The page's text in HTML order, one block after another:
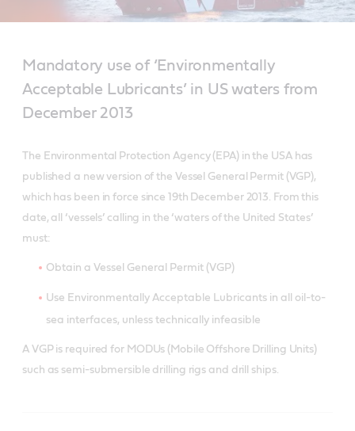
Mandatory use of ‘Environmentally
Acceptable Lubricants’ in US waters from
December 2013
The Environmental Protection Agency (EPA) in the USA has
published a new version of the Vessel General Permit (VGP),
which has been in force since 19th December 2013. From this
date, all ‘vessels’ calling in the ‘waters of the United States’
must:
Obtain a Vessel General Permit (VGP)
Use Environmentally Acceptable Lubricants in all oil-to-
sea interfaces, unless technically infeasible
A VGP is required for MODUs (Mobile Offshore Drilling Units)
such as semi-submersible drilling rigs and drill ships.